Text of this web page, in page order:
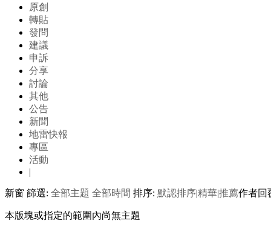
原創
轉貼
發問
建議
申訴
分享
討論
其他
公告
新聞
地雷快報
專區
活動
|
新窗 篩選: 全部主題 全部時間 排序: 默認排序|精華|推薦作者回
本版塊或指定的範圍內尚無主題